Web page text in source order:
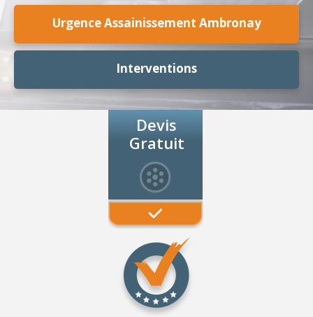
Urgence Assainissement Ambronay
Interventions
Devis
Gratuit